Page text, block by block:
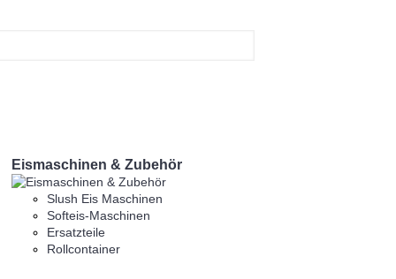
Eismaschinen & Zubehör
Slush Eis Maschinen
Softeis-Maschinen
Ersatzteile
Rollcontainer